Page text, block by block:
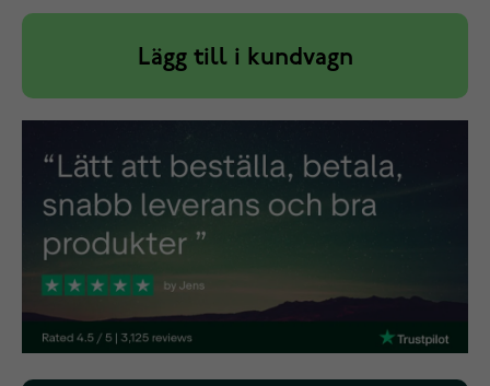
Lägg till i kundvagn